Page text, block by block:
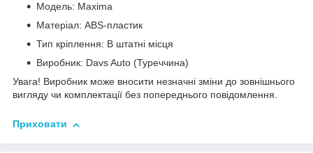
Модель: Maxima
Матеріал: ABS-пластик
Тип кріплення: В штатні місця
Виробник: Davs Auto (Туреччина)
Увага! Виробник може вносити незначні зміни до зовнішнього
вигляду чи комплектації без попереднього повідомлення.
Приховати